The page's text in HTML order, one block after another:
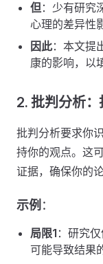
但：少有研究
心理的差异性
因此：本文提
康的影响，以
2. 批判分析
批判分析要求你
持你的观点。这
证据，确保你的
示例 ：
局限1 ：研究
可能导致结果